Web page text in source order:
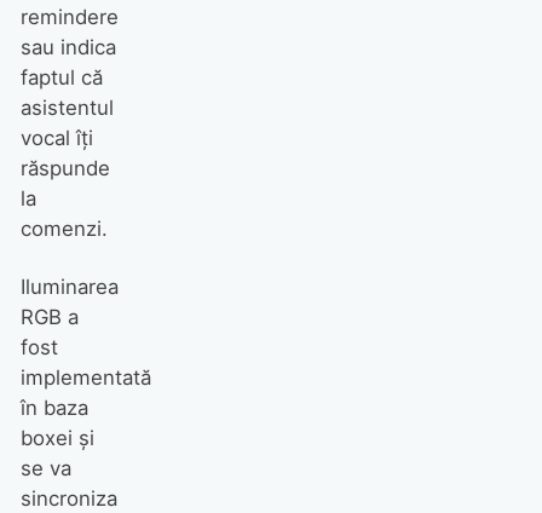
remindere
sau indica
faptul că
asistentul
vocal îţi
răspunde
la
comenzi.
Iluminarea
RGB a
fost
implementată
în baza
boxei şi
se va
sincroniza